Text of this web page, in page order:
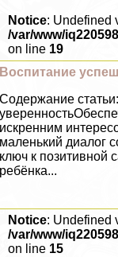
Notice: Undefined
/var/www/
on line 19
Воспитание
Содержание
искренним
маленький диалог
ключ к позитивной
ребёнка...
Notice: Undefined
/var/www/
on line 15